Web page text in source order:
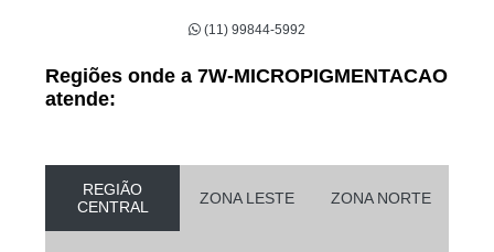
(11) 99844-5992
Regiões onde a 7W-MICROPIGMENTACAO
atende:
REGIÃO
CENTRAL
ZONA LESTE ZONA NORTE